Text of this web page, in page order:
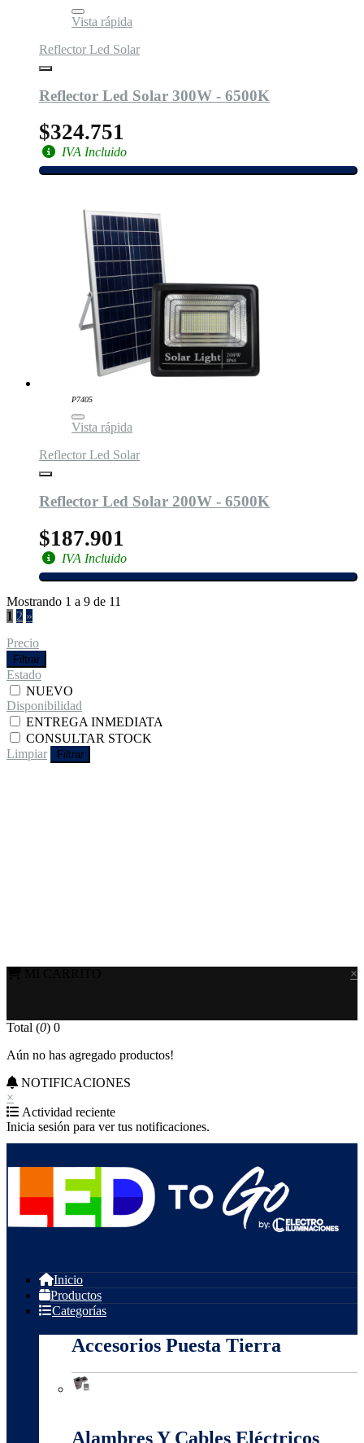
Vista rápida
Reflector Led Solar
Reflector Led Solar 300W - 6500K
$324.751
IVA Incluido
P7405
Vista rápida
Reflector Led Solar
Reflector Led Solar 200W - 6500K
$187.901
IVA Incluido
Mostrando 1 a 9 de 11
1 2 »
Precio
Filtrar
Estado
NUEVO
Disponibilidad
ENTREGA INMEDIATA
CONSULTAR STOCK
Limpiar
Filtrar
×
Total (0) 0
Aún no has agregado productos!
NOTIFICACIONES
×
Actividad reciente
Inicia sesión para ver tus notificaciones.
Inicio
Productos
Categorías
Accesorios Puesta Tierra
Alambres Y Cables Eléctricos